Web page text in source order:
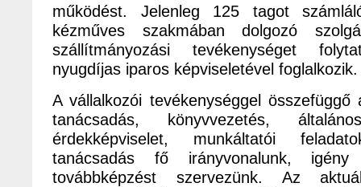
működést. Jelenleg 125 tagot
kézműves szakmában dolgozó
szállítmányozási tevékenységet
nyugdíjas iparos képviseletével foglalkozik.
A vállalkozói tevékenységgel összefüggő
tanácsadás, könyvvezetés,
érdekképviselet, munkáltatói
tanácsadás fő irányvonalunk,
továbbképzést szervezünk. Az